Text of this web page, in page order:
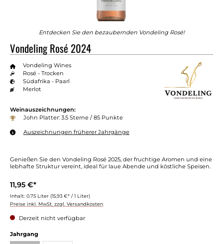
Entdecken Sie den bezaubernden Vondeling Rosé!
Vondeling Rosé 2024
Vondeling Wines
Rosé - Trocken
Südafrika - Paarl
Merlot
Weinauszeichnungen:
John Platter: 3.5 Sterne / 85 Punkte
Auszeichnungen früherer Jahrgänge
Genießen Sie den Vondeling Rosé 2025, der fruchtige Aromen und eine
lebhafte Struktur vereint, ideal für laue Abende und köstliche Speisen.
11,95 €*
Inhalt: 0.75 Liter (15,93 €* / 1 Liter)
Preise inkl. MwSt. zzgl. Versandkosten
Derzeit nicht verfügbar
Jahrgang